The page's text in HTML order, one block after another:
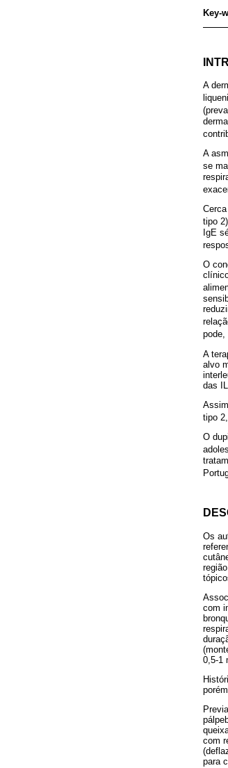
Key-
A
A
se
tipo 2)
IgE
O
pode,
A
alvo
das
tipo
O
Os
com
0,5-1
com
para